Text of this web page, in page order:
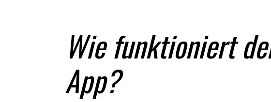
Wie funktioniert
App?